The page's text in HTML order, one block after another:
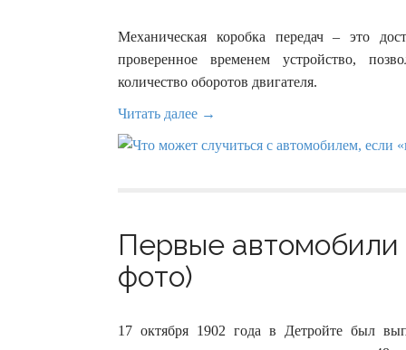
Механическая коробка передач – это
проверенное временем устройство,
количество оборотов двигателя.
Читать далее →
Первые автомобили
фото)
17 октября 1902 года в Детройте был